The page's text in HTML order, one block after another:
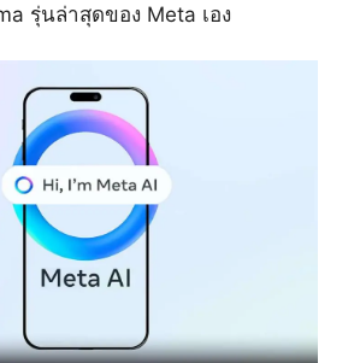
รุ่นล่าสุดของ Meta เอง